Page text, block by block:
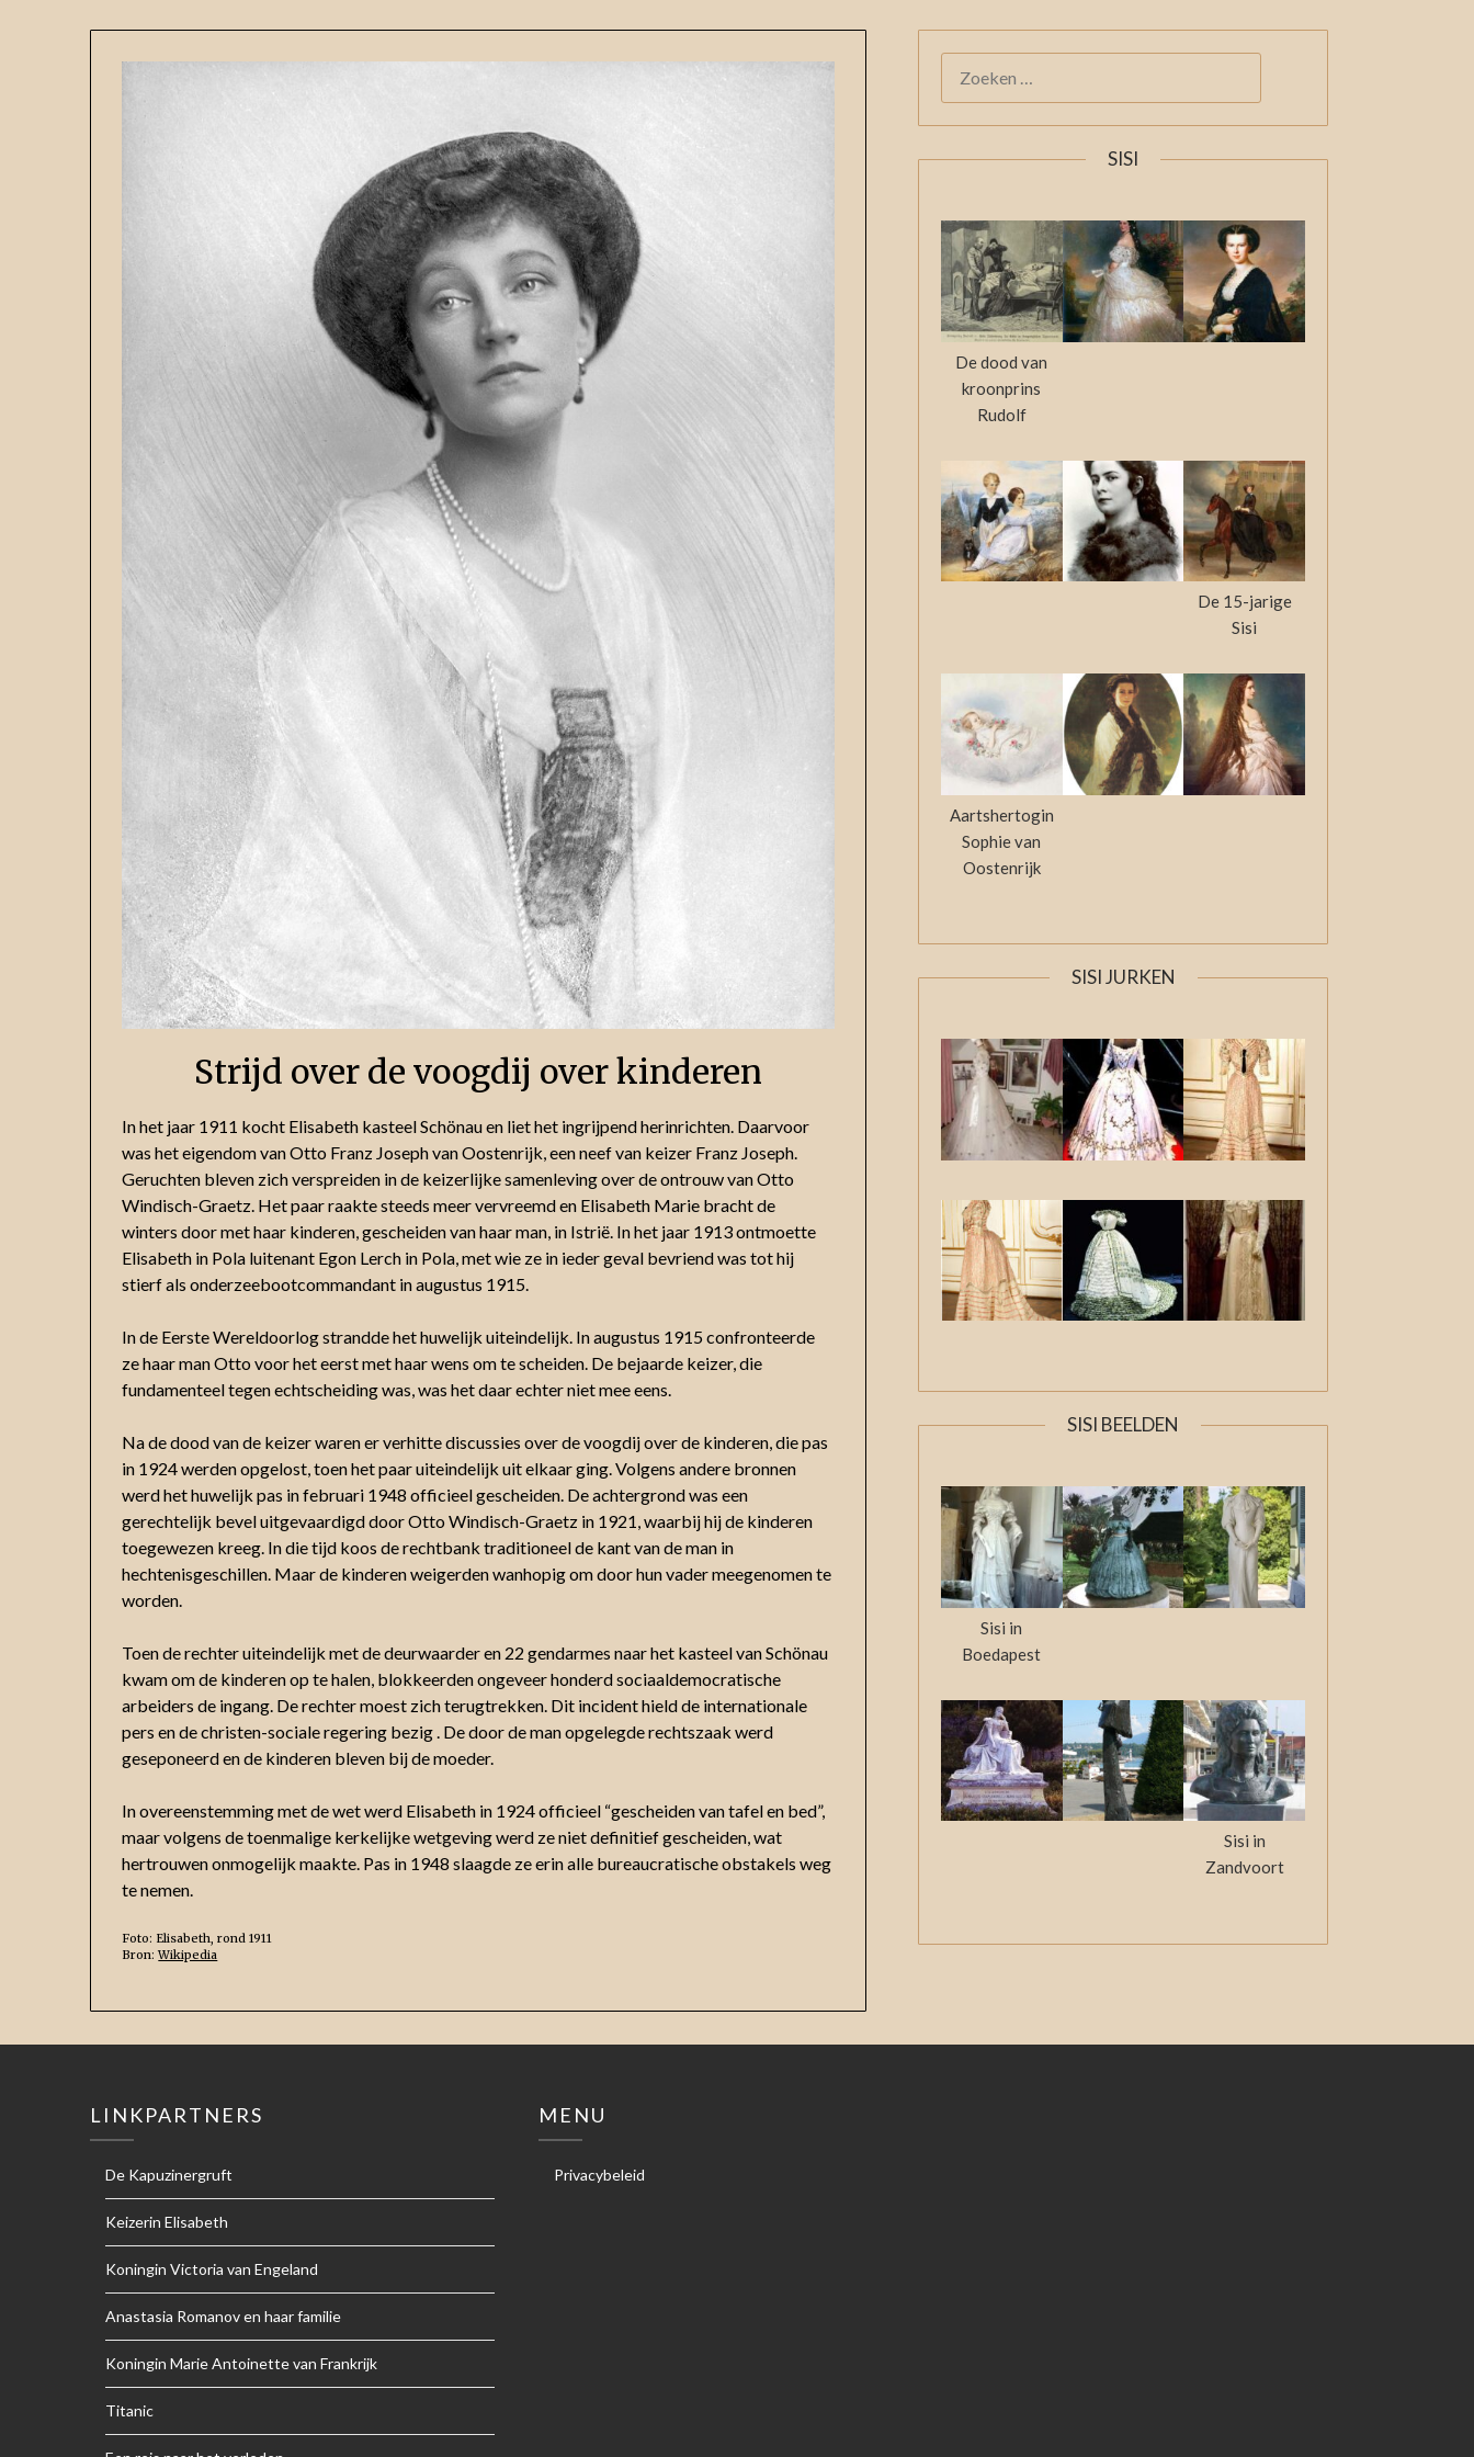
Strijd over de voogdij over kinderen
In het jaar 1911 kocht Elisabeth kasteel Schönau en liet het ingrijpend herinrichten. Daarvoor
was het eigendom van Otto Franz Joseph van Oostenrijk, een neef van keizer Franz Joseph.
Geruchten bleven zich verspreiden in de keizerlijke samenleving over de ontrouw van Otto
Windisch-Graetz. Het paar raakte steeds meer vervreemd en Elisabeth Marie bracht de
winters door met haar kinderen, gescheiden van haar man, in Istrië. In het jaar 1913 ontmoette
Elisabeth in Pola luitenant Egon Lerch in Pola, met wie ze in ieder geval bevriend was tot hij
stierf als onderzeebootcommandant in augustus 1915.
In de Eerste Wereldoorlog strandde het huwelijk uiteindelijk. In augustus 1915 confronteerde
ze haar man Otto voor het eerst met haar wens om te scheiden. De bejaarde keizer, die
fundamenteel tegen echtscheiding was, was het daar echter niet mee eens.
Na de dood van de keizer waren er verhitte discussies over de voogdij over de kinderen, die pas
in 1924 werden opgelost, toen het paar uiteindelijk uit elkaar ging. Volgens andere bronnen
werd het huwelijk pas in februari 1948 officieel gescheiden. De achtergrond was een
gerechtelijk bevel uitgevaardigd door Otto Windisch-Graetz in 1921, waarbij hij de kinderen
toegewezen kreeg. In die tijd koos de rechtbank traditioneel de kant van de man in
hechtenisgeschillen. Maar de kinderen weigerden wanhopig om door hun vader meegenomen te
worden.
Toen de rechter uiteindelijk met de deurwaarder en 22 gendarmes naar het kasteel van Schönau
kwam om de kinderen op te halen, blokkeerden ongeveer honderd sociaaldemocratische
arbeiders de ingang. De rechter moest zich terugtrekken. Dit incident hield de internationale
pers en de christen-sociale regering bezig . De door de man opgelegde rechtszaak werd
geseponeerd en de kinderen bleven bij de moeder.
In overeenstemming met de wet werd Elisabeth in 1924 officieel “gescheiden van tafel en bed”,
maar volgens de toenmalige kerkelijke wetgeving werd ze niet definitief gescheiden, wat
hertrouwen onmogelijk maakte. Pas in 1948 slaagde ze erin alle bureaucratische obstakels weg
te nemen.
Foto: Elisabeth, rond 1911
Bron:Wikipedia
NAAR:
SISI
De dood van
kroonprins
Rudolf
De 15-jarige
Sisi
Aartshertogin
Sophie van
Oostenrijk
SISI JURKEN
SISI BEELDEN
Sisi in
Boedapest
Sisi in
Zandvoort
LINKPARTNERS
De Kapuzinergruft
Keizerin Elisabeth
Koningin Victoria van Engeland
Anastasia Romanov en haar familie
Koningin Marie Antoinette van Frankrijk
Titanic
MENU
Privacybeleid